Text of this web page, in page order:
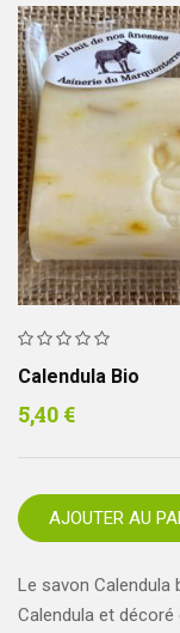
Calendula Bio
5,40 €
AJOUTER AU
Le savon
Calendula et